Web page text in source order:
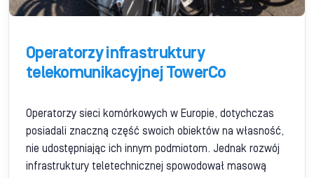
Operatorzy infrastruktury
telekomunikacyjnej TowerCo
Operatorzy sieci komórkowych w Europie, dotychczas
posiadali znaczną część swoich obiektów na własność,
nie udostępniając ich innym podmiotom. Jednak rozwój
infrastruktury teletechnicznej spowodował masową